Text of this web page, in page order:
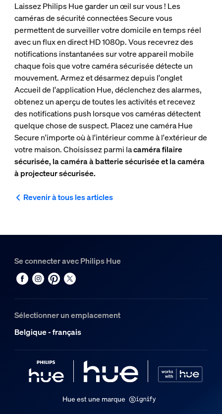
Laissez Philips Hue garder un œil sur vous ! Les
caméras de sécurité connectées Secure vous
permettent de surveiller votre domicile en temps réel
avec un flux en direct HD 1080p. Vous recevrez des
notifications instantanées sur votre appareil mobile
chaque fois que votre caméra sécurisée détecte un
mouvement. Armez et désarmez depuis l'onglet
Accueil de l'application Hue, déclenchez des alarmes,
obtenez un aperçu de toutes les activités et recevez
des notifications push lorsque vos caméras détectent
quelque chose de suspect. Placez une caméra Hue
Secure n'importe où à l'intérieur comme à l'extérieur de
votre maison. Choisissez parmi lacaméra filaire
sécurisée, la caméra à batterie sécurisée et la caméra
à projecteur sécurisée.
Revenir à tous les articles
Se connecter avec Philips Hue
Sélectionner un emplacement
Belgique - français
Hue est une marque